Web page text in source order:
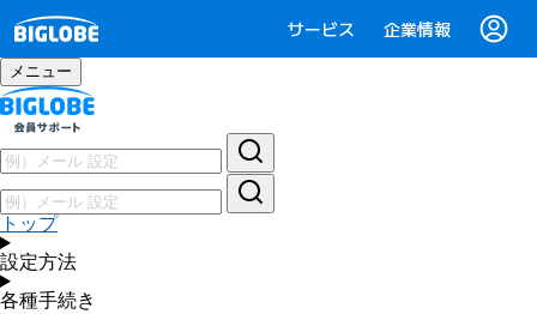
サービス 企業情報
メニュー
トップ
設定方法
各種手続き